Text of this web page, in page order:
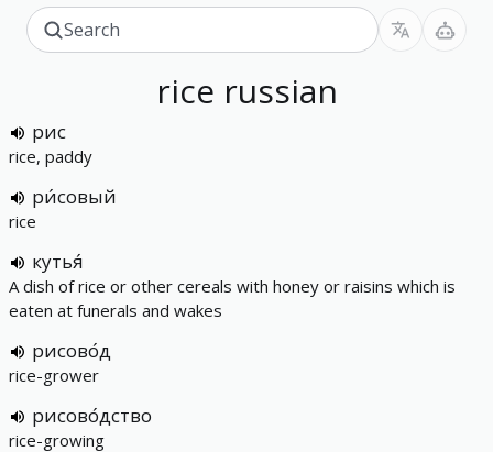
rice russian
рис
rice, paddy
ри́совый
rice
кутья́
A dish of rice or other cereals with honey or raisins which is
eaten at funerals and wakes
рисово́д
rice-grower
рисово́дство
rice-growing